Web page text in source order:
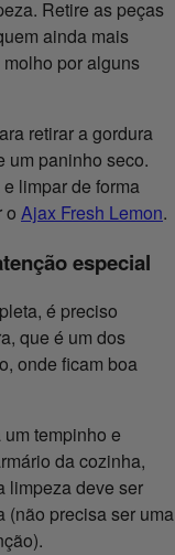
Retire as peças
ainda mais
por alguns
retirar a gordura
um paninho seco.
limpar de forma
o Ajax Fresh Lemon.
especial
é preciso
que é um dos
onde ficam boa
tempinho e
da cozinha,
limpeza deve ser
(não precisa ser uma